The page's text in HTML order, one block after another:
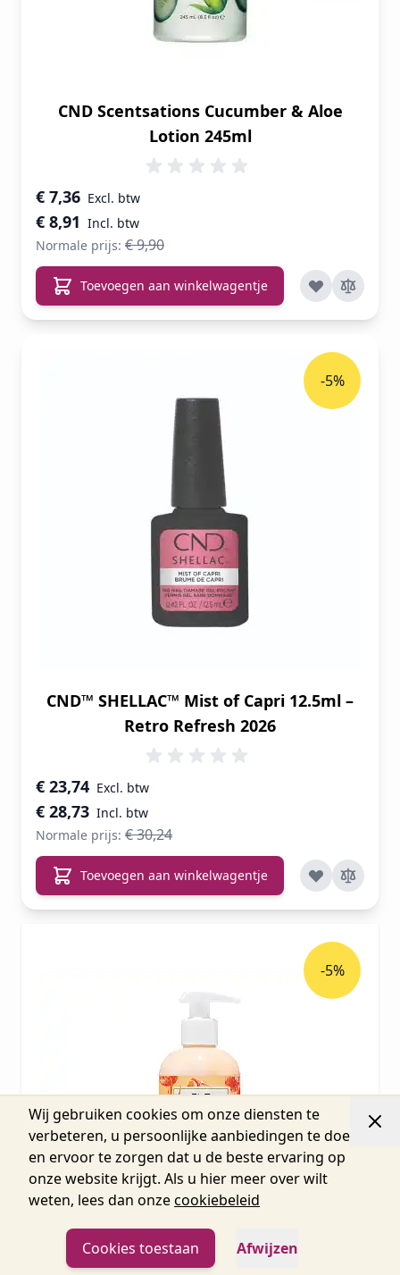
Wij gebruiken cookies om onze diensten te
verbeteren, u persoonlijke aanbiedingen te doen
en ervoor te zorgen dat u de beste ervaring op
onze website krijgt. Als u hier meer over wilt
weten, lees dan onzecookiebeleid
Cookies toestaan Afwijzen
CND Scentsations Cucumber & Aloe
Lotion 245ml
Speciale prijs
€ 8,91
€ 7,36
Normale prijs: € 9,90
Toevoegen aan winkelwagentje
CND™ SHELLAC™ Mist of Capri 12.5ml –
Retro Refresh 2026
Speciale prijs
€ 28,73
€ 23,74
Normale prijs: € 30,24
-5%
Toevoegen aan winkelwagentje
-5%